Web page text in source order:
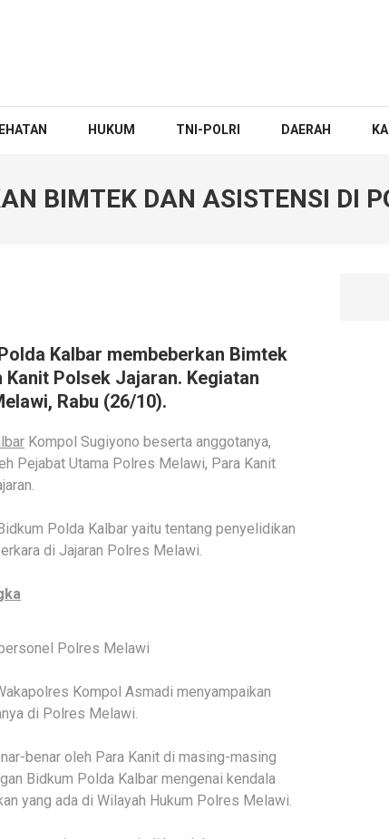
HUKUM TNI-POLRI DAERAH
BIMTEK DAN ASISTENSI DI
Kalbar membeberkan Bimtek
Polsek Jajaran. Kegiatan
Rabu (26/10).
Kompol Sugiyono beserta anggotanya,
Pejabat Utama Polres Melawi, Para Kanit
Polda Kalbar yaitu tentang penyelidikan
di Jajaran Polres Melawi.
Polres Melawi
Kompol Asmadi menyampaikan
di Polres Melawi.
benar oleh Para Kanit di masing-masing
Bidkum Polda Kalbar mengenai kendala
yang ada di Wilayah Hukum Polres Melawi.